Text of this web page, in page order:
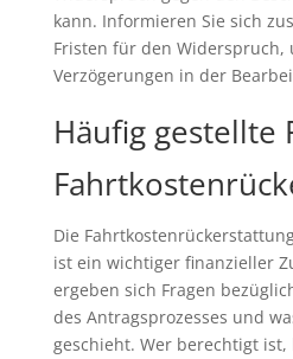
kann. Informieren Sie sich
Fristen für den Widerspruch,
Verzögerungen in der
Häufig gestellte
Die
ist ein wichtiger finanzieller
ergeben sich Fragen
des Antragsprozesses und
geschieht. Wer berechtigt ist,